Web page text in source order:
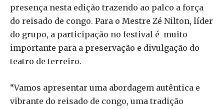
presença nesta edição trazendo ao palco a força
do reisado de congo. Para o Mestre Zé Nilton, líder
do grupo, a participação no festival é muito
importante para a preservação e divulgação do
teatro de terreiro.
“Vamos apresentar uma abordagem autêntica e
vibrante do reisado de congo, uma tradição